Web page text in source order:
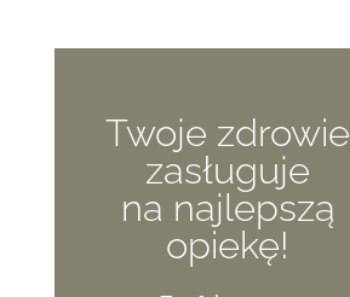
Twoje zdrowie
zasługuje
na najlepszą
opiekę!